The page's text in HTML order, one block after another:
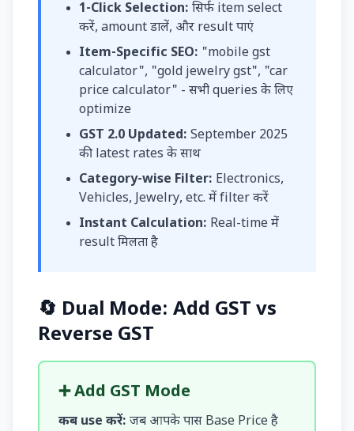
1-Click Selection: सिर्फ item select
करें, amount डालें, और result पाएं
Item-Specific SEO: "mobile gst
calculator", "gold jewelry gst", "car
price calculator" - सभी queries के लिए
optimize
GST 2.0 Updated: September 2025
की latest rates के साथ
Category-wise Filter: Electronics,
Vehicles, Jewelry, etc. में filter करें
Instant Calculation: Real-time में
result मिलता है
🔄 Dual Mode: Add GST vs
Reverse GST
➕ Add GST Mode
कब use करें: जब आपके पास Base Price है